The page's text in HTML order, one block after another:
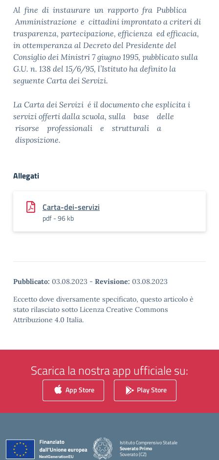
Al fine di instaurare un rapporto fra Pubblica
Amministrazione e cittadini improntato a criteri di
trasparenza, partecipazione, efficienza ed efficacia,
in ottemperanza al Decreto del Presidente del
Consiglio dei Ministri 7 giugno 1995, pubblicato sulla
G.U. n. 138 del 15/6/95, l’Istituto ha definito la
seguente Carta dei Servizi.
La Carta dei Servizi é il documento che esplicita i
servizi offerti dalla scuola, sulla base delle
risorse professionali e strutturali a
disposizione.
Allegati
Carta-dei-servizi
pdf - 96 kb
Pubblicato: 03.08.2023 - Revisione: 03.08.2023
Eccetto dove diversamente specificato, questo articolo è
stato rilasciato sotto Licenza Creative Commons
Attribuzione 4.0 Italia.
Scarica la nostra app ufficiale su:
App Store Play Store
Istituto Comprensivo Statale
Soverato Primo
Soverato (CZ)